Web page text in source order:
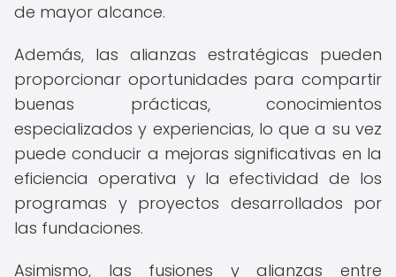
de mayor alcance.
Además, las alianzas estratégicas pueden
proporcionar oportunidades para compartir
buenas prácticas, conocimientos
especializados y experiencias, lo que a su vez
puede conducir a mejoras significativas en la
eficiencia operativa y la efectividad de los
programas y proyectos desarrollados por
las fundaciones.
Asimismo, las fusiones y alianzas entre